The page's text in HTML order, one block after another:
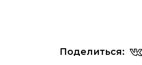
Поделиться: